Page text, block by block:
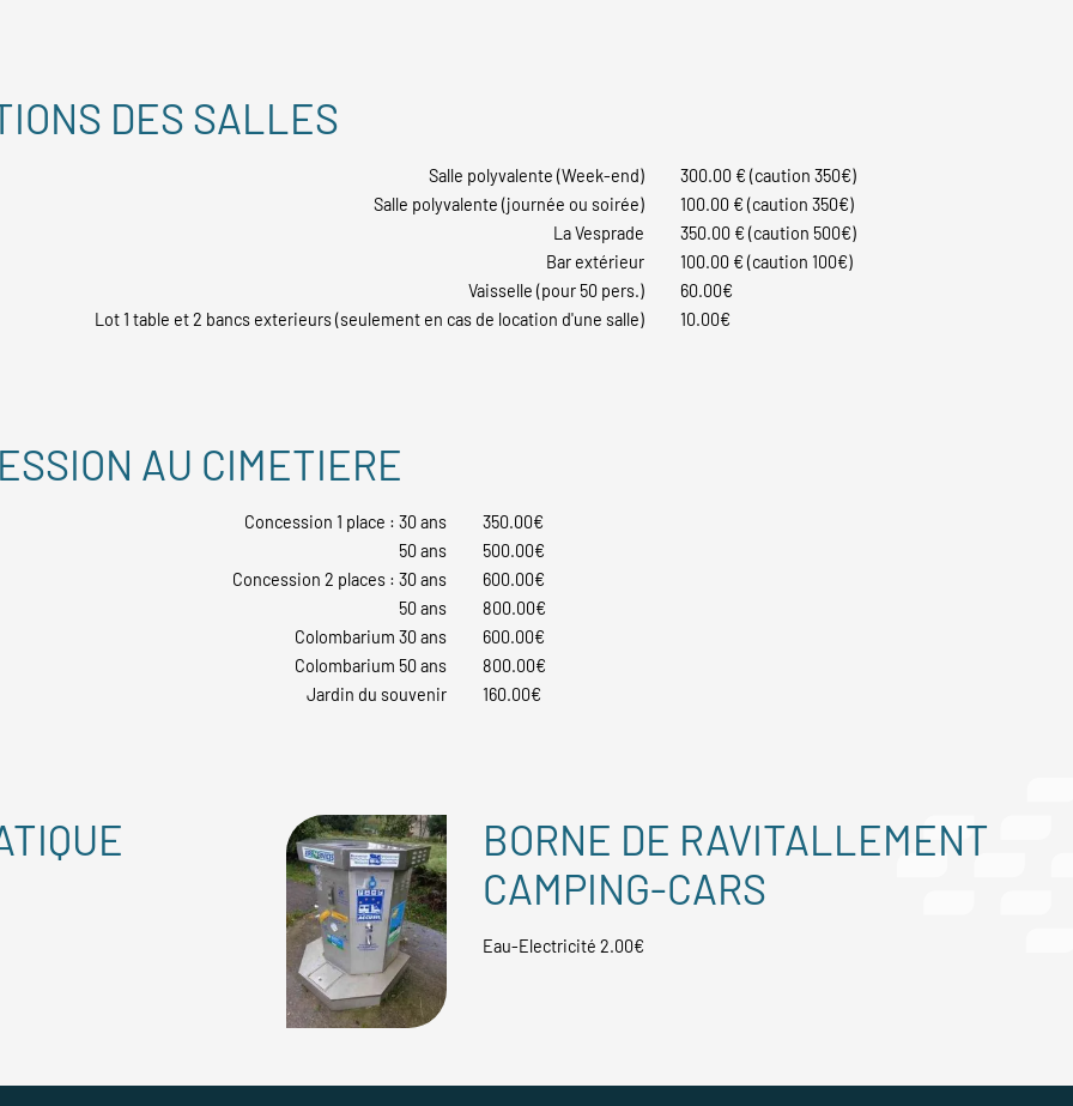
DES SALLES
Salle polyvalente (Week-end)
Salle polyvalente (journée ou soirée)
La Vesprade
Bar extérieur
Vaisselle (pour 50 pers.)
Lot 1 table et 2 bancs exterieurs (seulement en cas de location d'une salle)
300.00 € (caution 350€)
100.00 € (caution 350€)
350.00 € (caution 500€)
100.00 € (caution 100€)
60.00€
10.00€
AU CIMETIERE
Concession 1 place : 30 ans
50 ans
Concession 2 places : 30 ans
50 ans
Colombarium 30 ans
Colombarium 50 ans
Jardin du souvenir
350.00€
500.00€
600.00€
800.00€
600.00€
800.00€
160.00€
BORNE DE RAVITALLEMENT
CAMPING-CARS
Eau-Electricité 2.00€